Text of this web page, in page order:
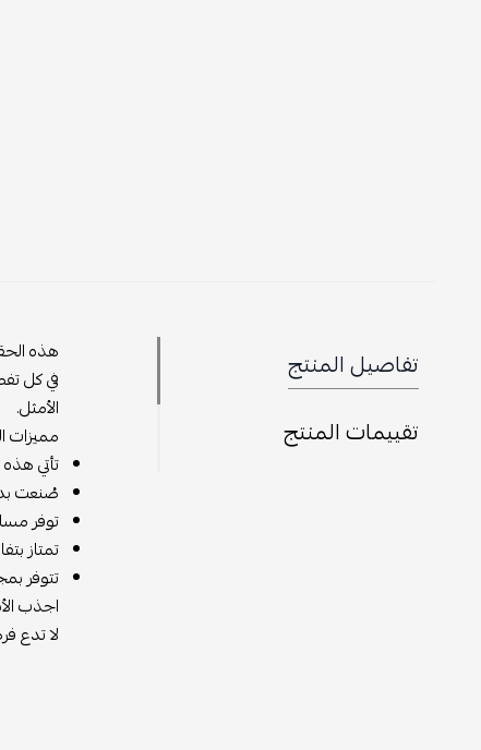
تفاصيل المنتج
تقييمات المنتج
هذه
في كل
الأمثل.
مميزات
تأتي
صُنعت
توفر
تمتاز
تتوفر
اجذب
لا تدع